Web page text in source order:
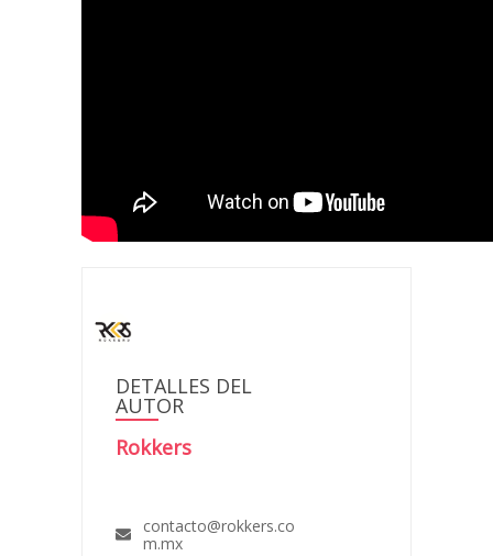
DETALLES DEL
AUTOR
Rokkers
contacto@rokkers.co
m.mx